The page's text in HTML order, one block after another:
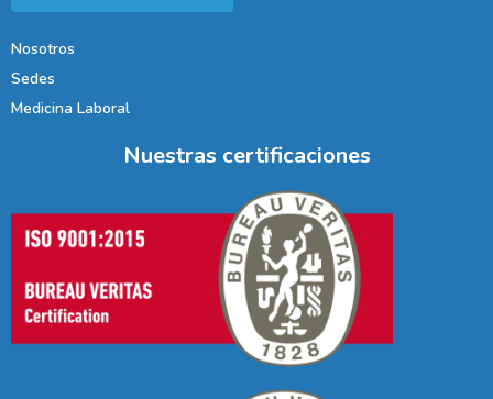
Nosotros
Sedes
Medicina Laboral
Nuestras certificaciones